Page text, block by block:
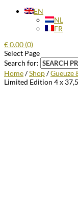
EN
NL
FR
€0.00 (0)
Select Page
Search for:
Home/Shop/Gueuze
Limited Edition 4 x